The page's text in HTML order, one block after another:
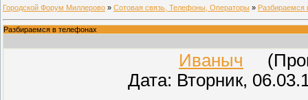
Городской Форум Миллерово » Сотовая связь, Телефоны, Операторы » Разбираемся
Разбираемся в телефонах
Иваныч
Дата: Вторник,